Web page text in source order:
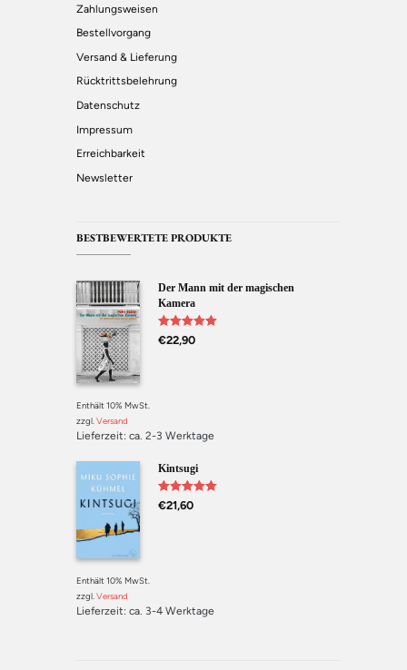
Zahlungsweisen
Bestellvorgang
Versand & Lieferung
Rücktrittsbelehrung
Datenschutz
Impressum
Erreichbarkeit
Newsletter
BESTBEWERTETE PRODUKTE
Der Mann mit der magischen
Kamera
Bewertet mit
5.00
von 5
€22,90
Enthält 10% MwSt.
zzgl.Versand
Lieferzeit: ca. 2-3 Werktage
Kintsugi
Bewertet mit
5.00von 5
€21,60
Enthält 10% MwSt.
zzgl.Versand
Lieferzeit: ca. 3-4 Werktage